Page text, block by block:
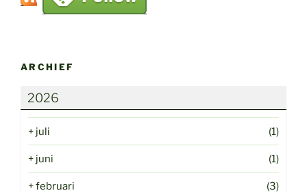
ARCHIEF
2026
+ juli (1)
+ juni (1)
+februari (3)